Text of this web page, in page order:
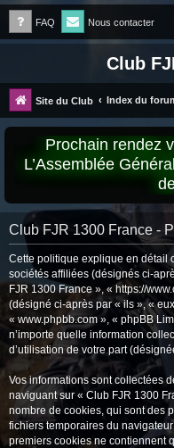
FAQ Nous contacter
Club
Site du Club Index du
Prochain rendez
L’Assemblée
Club FJR 1300 France -
Cette politique explique en détail
sociétés affiliées (désignés ci-
FJR 1300 France », « https://
(désigné ci-après par « ils », «
« www.phpbb.com », « phpBB
n’importe quelle information
d’utilisation de votre part
Vos informations sont collectées
naviguant sur « Club FJR 1300
nombre de cookies, qui sont des
fichiers temporaires du
premiers cookies ne contiennent